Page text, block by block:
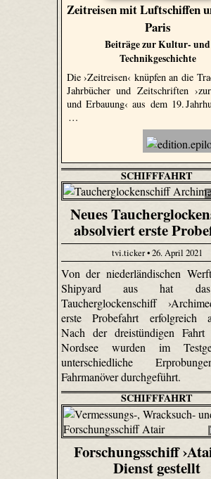
Zeitreisen mit Luftschiffen
Paris
Beiträge zur Kultur- und
Technikgeschichte
Die ›Zeitreisen‹ knüpfen an die
Jahrbücher und Zeitschriften
und Erbauung‹ aus dem 19.
…
SCHIFFFAHRT
Neues
absolviert erste
tvi.ticker • 26. April 2021
Von der niederländischen
Shipyard aus hat
Taucherglockenschiff
erste Probefahrt erfolgreich
Nach der dreistündigen Fahrt
Nordsee wurden im
unterschiedliche
Fahrmanöver durchgeführt.
SCHIFFFAHRT
Forschungsschiff
Dienst gestellt